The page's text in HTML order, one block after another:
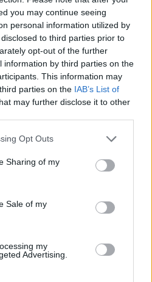
you may continue seeing
personal information utilized by
to third parties prior to
opt-out of the further
information by third parties on the
This information may
parties on the IAB’s List of
may further disclose it to other
app uses one or more Google
behaviour. You may click to
and its third-party tags to
purposes in below Google
Opt Outs
Sharing of my
Sale of my
my
Advertising.
Strazel y Killian Tillie
el roster de Francia
las Ventanas
25 16:19
2027, la selección de
lista de 14 jugadores
James y da la sorpresa
de haberle dado la
a Doncic tan pronto”